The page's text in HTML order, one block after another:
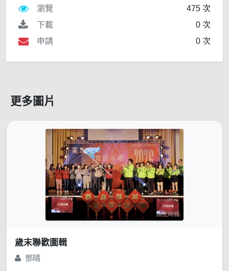
瀏覽
475 次
下載
0 次
申請
0 次
更多圖片
歲末聯歡圖輯
鄧晴